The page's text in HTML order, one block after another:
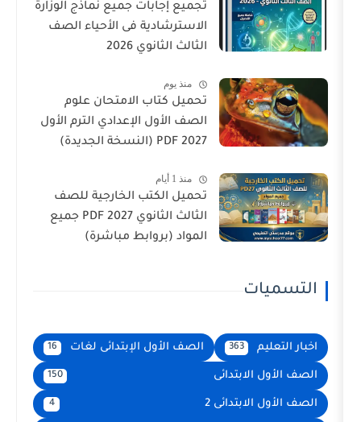
تجميع إجابات جميع نماذج الوزارة
الاسترشادية فى الأحياء الصف
الثالث الثانوي 2026
منذ يوم
تحميل كتاب الامتحان علوم
الصف الأول الإعدادي الترم الأول
2027 PDF (النسخة الجديدة)
منذ 1 أيام
تحميل الكتب الخارجية للصف
الثالث الثانوي 2027 PDF جميع
المواد (بروابط مباشرة)
363 الصف الأول الإبتدائى لغات 16
2